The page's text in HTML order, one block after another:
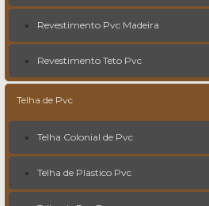
Revestimento Pvc Madeira
Revestimento Teto Pvc
Telha de Pvc
Telha Colonial de Pvc
Telha de Plastico Pvc